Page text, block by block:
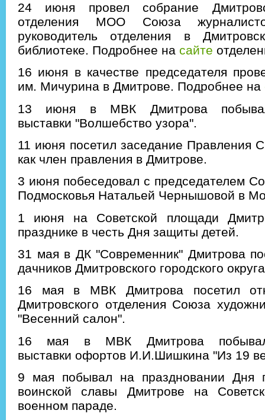
24 июня провел собрание
отделения МОО Союза
руководитель отделения в
библиотеке. Подробнее на сайте
16 июня в качестве председателя
им. Мичурина в Дмитрове. Подробнее на
13 июня в МВК Дмитрова
выставки "Волшебство узора".
11 июня посетил заседание Правления
как член правления в Дмитрове.
3 июня побеседовал с председателем
Подмосковья Натальей Чернышовой в
1 июня на Советской площади
празднике в честь Дня защиты детей.
31 мая в ДК "Современник" Дмитрова
дачников Дмитровского городского
16 мая в МВК Дмитрова посетил
Дмитровского отделения Союза
"Весенний салон".
16 мая в МВК Дмитрова
выставки офортов И.И.Шишкина "Из 19
9 мая побывал на праздновании Дня
воинской славы Дмитрове на
военном параде.